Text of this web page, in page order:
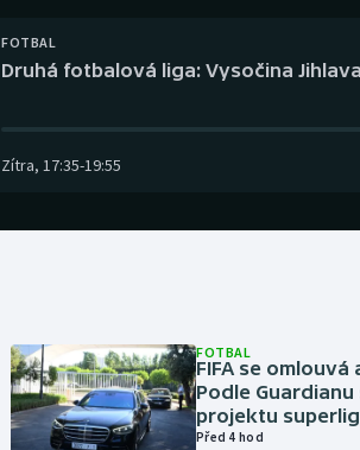
FOTBAL
Druhá fotbalová liga: Vysočina
Zítra, 17:35-19:55
FOTBAL
FIFA se
Podle
projektu
Před 4 hod